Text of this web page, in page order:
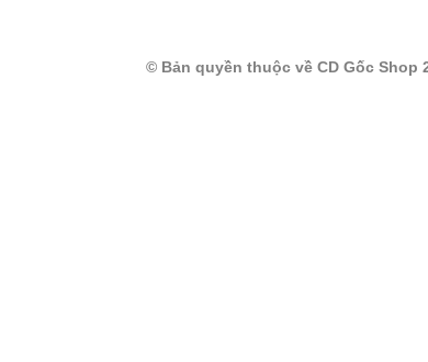
© Bản quyền thuộc về CD Gốc Shop